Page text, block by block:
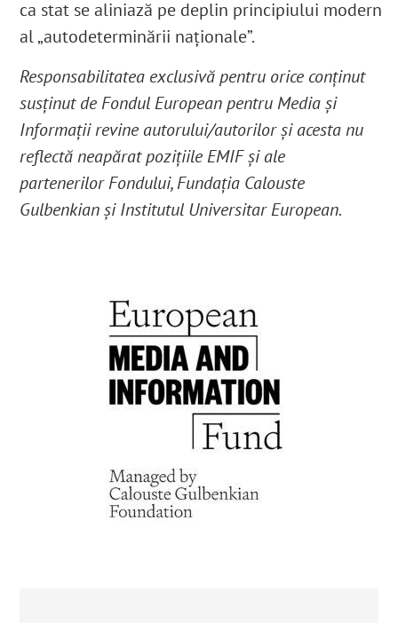
ca stat se aliniază pe deplin principiului modern
al „autodeterminării naționale”.
Responsabilitatea exclusivă pentru orice conținut
susținut de Fondul European pentru Media și
Informații revine autorului/autorilor și acesta nu
reflectă neapărat pozițiile EMIF și ale
partenerilor Fondului, Fundația Calouste
Gulbenkian și Institutul Universitar European.